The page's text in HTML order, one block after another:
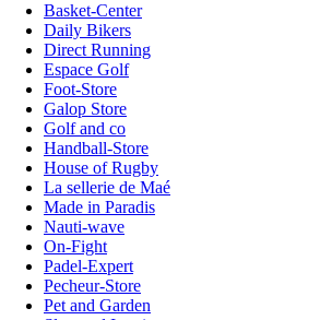
Basket-Center
Daily Bikers
Direct Running
Espace Golf
Foot-Store
Galop Store
Golf and co
Handball-Store
House of Rugby
La sellerie de Maé
Made in Paradis
Nauti-wave
On-Fight
Padel-Expert
Pecheur-Store
Pet and Garden